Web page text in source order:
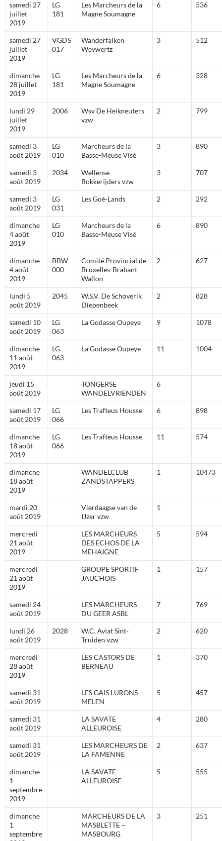
samedi 27
juillet
2019
LG
181
Les Marcheurs de la
Magne Soumagne
6 536
samedi 27
juillet
2019
VGDS
017
Wanderfalken
Weywertz
3 512
dimanche
28 juillet
2019
LG
181
Les Marcheurs de la
Magne Soumagne
6 328
lundi 29
juillet
2019
2006
Wsv De Heikneuters
vzw
2 799
samedi 3
août 2019
LG
010
Marcheurs de la
Basse-Meuse Visé
3 890
samedi 3
août 2019
2034
Wellense
Bokkerijders vzw
3 707
samedi 3
août 2019
LG
031
Les Goé-Lands 2 292
dimanche
4 août
2019
LG
010
Marcheurs de la
Basse-Meuse Visé
6 890
dimanche
4 août
2019
BBW
000
Comité Provincial de
Bruxelles-Brabant
Wallon
2 627
lundi 5
août 2019
2045
W.S.V. De Schoverik
Diepenbeek
2 828
samedi 10
août 2019
LG
063
La Godasse Oupeye 9 1078
dimanche
11 août
2019
LG
063
La Godasse Oupeye 11 1004
jeudi 15
août 2019
TONGERSE
WANDELVRIENDEN
6
samedi 17
août 2019
LG
066
Les Trafteus Housse 6 898
dimanche
18 août
2019
LG
066
Les Trafteus Housse 11 574
dimanche
18 août
2019
WANDELCLUB
ZANDSTAPPERS
1 10473
mardi 20
août 2019
Vierdaagse van de
IJzer vzw
1
mercredi
21 août
2019
LES MARCHEURS
DES ECHOS DE LA
MEHAIGNE
5 594
mercredi
21 août
2019
GROUPE SPORTIF
JAUCHOIS
1 157
samedi 24
août 2019
LES MARCHEURS
DU GEER ASBL
7 769
lundi 26
août 2019
2028
W.C. Aviat Sint-
Truiden vzw
2 620
mercredi
28 août
2019
LES CASTORS DE
BERNEAU
1 370
samedi 31
août 2019
LES GAIS LURONS –
MELEN
5 457
samedi 31
août 2019
LA SAVATE
ALLEUROISE
4 280
samedi 31
août 2019
LES MARCHEURS DE
LA FAMENNE
2 637
dimanche
1
septembre
2019
LA SAVATE
ALLEUROISE
5 555
dimanche
1
septembre
MARCHEURS DE LA
MASBLETTE –
MASBOURG
3 251